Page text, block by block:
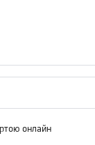
онлайн